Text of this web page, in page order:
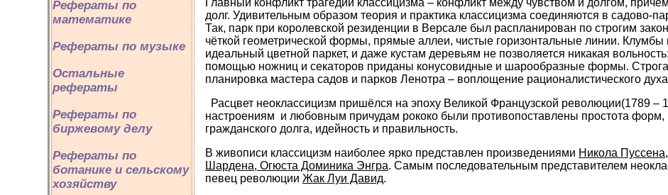
Рефераты по
математике
Рефераты по музыке
Остальные
рефераты
Рефераты по
биржевому делу
Рефераты по
ботанике и сельскому
хозяйству
долг. Удивительным образом теория и практика классицизма соединяются в садово-
Так, парк при королевской резиденции в Версале был распланирован по строгим
чёткой геометрической формы, прямые аллеи, чистые горизонтальные линии.
идеальный цветной паркет, и даже кустам деревьям не позволяется никакая
помощью ножниц и секаторов приданы конусовидные и шарообразные формы.
планировка мастера садов и парков Ленотра – воплощение рационалистического
Расцвет неоклассицизм пришёлся на эпоху Великой Французской революции(1789 –
настроениям и любовным причудам рококо были противопоставлены простота
гражданского долга, идейность и правильность.
В живописи классицизм наиболее ярко представлен произведениями Никола
Шардена, Огюста Доминика Энгра. Самым последовательным представителем
певец революции Жак Луи Давид.